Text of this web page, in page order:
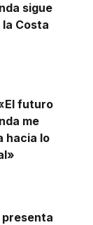
sigue
Costa
futuro
me
hacia lo